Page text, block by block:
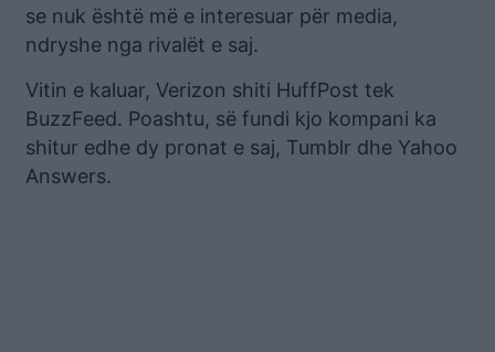
se nuk është më e interesuar për media,
ndryshe nga rivalët e saj.
Vitin e kaluar, Verizon shiti HuffPost tek
BuzzFeed. Poashtu, së fundi kjo kompani ka
shitur edhe dy pronat e saj, Tumblr dhe Yahoo
Answers.